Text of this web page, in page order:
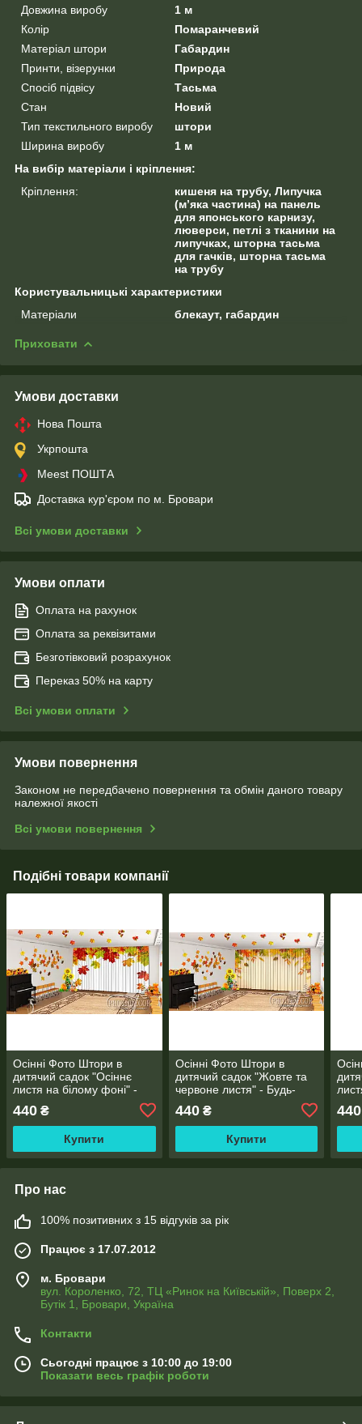
Довжина виробу
1 м
Колір
Помаранчевий
Матеріал штори
Габардин
Принти, візерунки
Природа
Спосіб підвісу
Тасьма
Стан
Новий
Тип текстильного виробу
штори
Ширина виробу
1 м
На вибір матеріали і кріплення:
Кріплення:
кишеня на трубу, Липучка
(м’яка частина) на панель
для японського карнизу,
люверси, петлі з тканини на
липучках, шторна тасьма
для гачків, шторна тасьма
на трубу
Користувальницькі характеристики
Матеріали
блекаут, габардин
Приховати
Умови доставки
Нова Пошта
Укрпошта
Meest ПОШТА
Доставка кур'єром по м. Бровари
Всі умови доставки
Умови оплати
Оплата на рахунок
Оплата за реквізитами
Безготівковий розрахунок
Переказ 50% на карту
Всі умови оплати
Умови повернення
Законом не передбачено повернення та обмін даного товару
належної якості
Всі умови повернення
Подібні товари компанії
Осінні Фото Штори в
дитячий садок "Осіннє
листя на білому фоні" -
Читаємо опис!
440 ₴
Купити
Осінні Фото Штори в
дитячий садок "Жовте та
червоне листя" - Будь-
опис!
440₴
Купити
440
Про нас
100% позитивних з 15 відгуків за рік
Працює з 17.07.2012
м. Бровари
вул. Короленко, 72, ТЦ «Ринок на Київській», Поверх 2,
Бутік 1, Бровари, Україна
Контакти
Сьогодні працює з 10:00 до 19:00
Показати весь графік роботи